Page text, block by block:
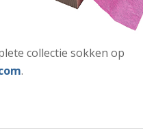
collectie sokken op
.